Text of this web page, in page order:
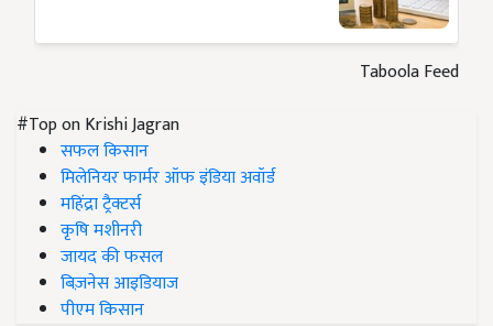
Taboola Feed
#Top on Krishi Jagran
सफल किसान
मिलेनियर फार्मर ऑफ इंडिया अवॉर्ड
महिंद्रा ट्रैक्टर्स
कृषि मशीनरी
जायद की फसल
बिज़नेस आइडियाज
पीएम किसान